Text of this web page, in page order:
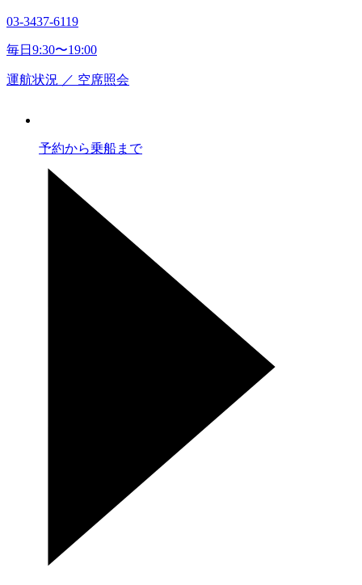
03-3437-6119
毎日9:30〜19:00
運航状況 ／ 空席照会
予約から乗船まで